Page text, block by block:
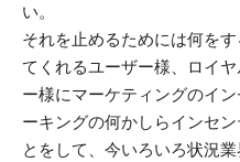
い。
それを止めるためには何を
てくれるユーザー様、ロイ
ー様にマーケティングのイ
ーキングの何かしらインセ
とをして、今いろいろ状況